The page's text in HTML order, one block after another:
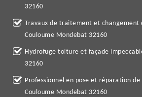
32160
Travaux de traitement et changement
Couloume Mondebat 32160
Hydrofuge toiture et façade
32160
Professionnel en pose et réparation
Couloume Mondebat 32160